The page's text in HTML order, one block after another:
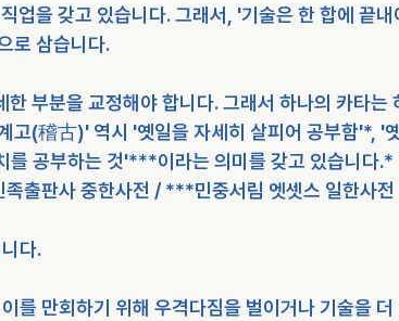
업을 갖고 있습니다. 그래서, '기술은 한 합에 끝내
로 삼습니다.
부분을 교정해야 합니다. 그래서 하나의 카타는
고(稽古)' 역시 '옛일을 자세히 살피어 공부함'*, '
를 공부하는 것'***이라는 의미를 갖고 있습니다.*
출판사 중한사전 / ***민중서림 엣셋스 일한사전
다.
를 만회하기 위해 우격다짐을 벌이거나 기술을 더